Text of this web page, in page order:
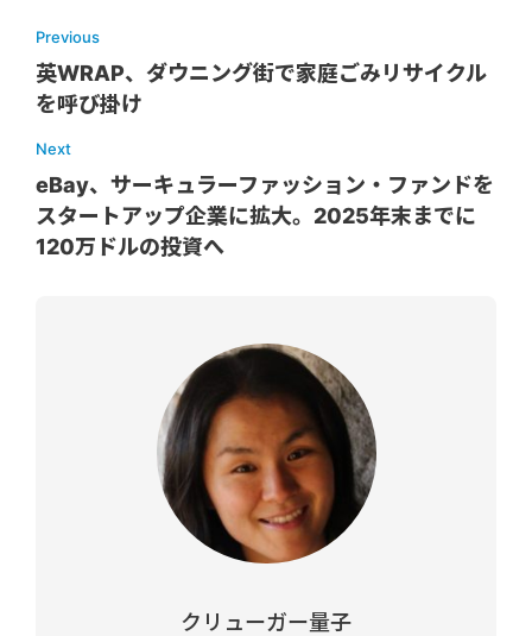
Previous
英WRAP、ダウニング街で家庭ごみリサイクル
を呼び掛け
Next
eBay、サーキュラーファッション・ファンドを
スタートアップ企業に拡大。2025年末までに
120万ドルの投資へ
クリューガー量子